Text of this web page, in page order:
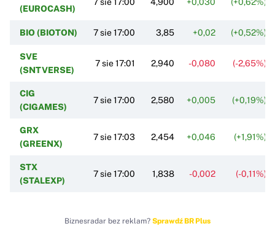
(EUROCASH)
BIO (BIOTON) 7 sie 17:00 3,85 +0,02 (+0,52%)
SVE
(SNTVERSE)
7 sie 17:01 2,940 -0,080 (-2,65%)
CIG
(CIGAMES)
7 sie 17:00 2,580 +0,005 (+0,19%)
GRX
(GREENX)
7 sie 17:03 2,454 +0,046 (+1,91%)
STX
(STALEXP)
7 sie 17:00 1,838 -0,002 (-0,11%)
Biznesradar bez reklam? Sprawdź BR Plus